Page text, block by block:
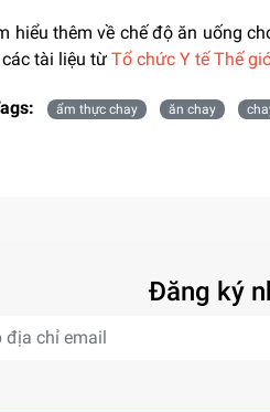
hiểu thêm về chế độ ăn uống
tài liệu từ Tổ chức Y tế Thế
ẩm thực chay ăn chay
Đăng ký